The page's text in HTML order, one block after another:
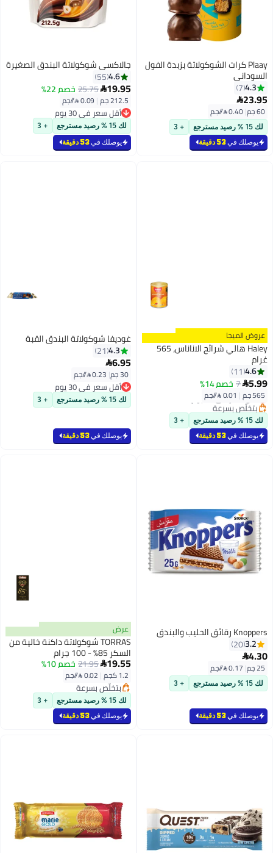
Plaay كرات الشوكولاتة بزبدة الفول
السوداني
4.3
7
23.95
60 جم |0.40 /⁨/جم⁩
لك 15 % رصيد مسترجع + 3
يوصلك في53 دقيقة
جالاكسي شوكولاتة البندق الصغيرة
4.6
55
19.95
25.75خصم 22%
212.5 جم |
أقل سعر في 30 يوم
أقل سعر في 30 يوملك 15 % رصيد مسترجع + 3
يوصلك في53 دقيقة
عروض الميجا
Haley هالي شرائح الاناناس، 565
غرام
4.6
11
5.99
7خصم 14%
565 جم |
أقل سعر في 30 يوم
بتخلّص بسرعة
أقل سعر في 30 يوملك 15 % رصيد مسترجع + 3
يوصلك في53 دقيقة
غوديفا شوكولاتة البندق القبة
4.3
21
6.95
30 جم |
أقل سعر في 30 يوم
أقل سعر في 30 يوملك 15 % رصيد مسترجع + 3
يوصلك في53 دقيقة
Knoppers رقائق الحليب والبندق
3.2
20
4.30
25 جم |
لك 15 % رصيد مسترجع + 3
يوصلك في53 دقيقة
عرض
TORRAS شوكولاتة داكنة خالية من
السكر 85% - 100 جرام
19.55
21.95خصم 10%
1.2 كجم |
بتخلّص بسرعة
بتخلّص بسرعةلك 15 % رصيد مسترجع + 3
يوصلك في53 دقيقة